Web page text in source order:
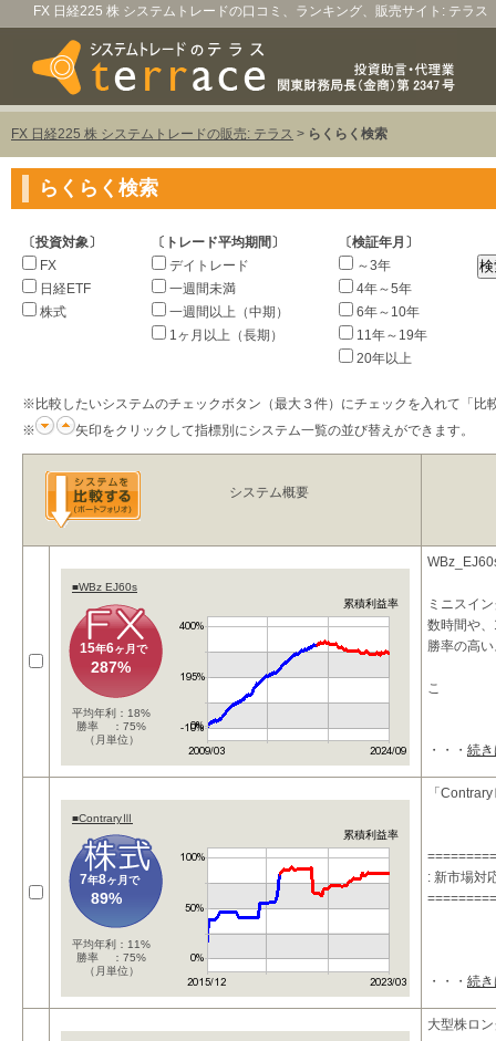
FX 日経225 株 システムトレードの口コミ、ランキング、販売サイト: テラス
FX 日経225 株 システムトレードの販売: テラス > らくらく検索
らくらく検索
〔投資対象〕
FX
日経ETF
株式
〔トレード平均期間〕
デイトレード
一週間未満
一週間以上（中期）
1ヶ月以上（長期）
〔検証年月〕
～3年
4年～5年
6年～10年
11年～19年
20年以上
※比較したいシステムのチェックボタン（最大３件）にチェックを入れて「比
※
矢印をクリックして指標別にシステム一覧の並び替えができます。
システム概要
■WBz EJ60s
累積利益率
15年6ヶ月で
287%
平均年利：18%
勝率 ：75%
（月単位）
ミニスイ
数時間や
勝率の高
こ
・・・ 続
■ContraryⅢ
累積利益率
7年8ヶ月で
89%
平均年利：11%
勝率 ：75%
（月単位）
「
: 新市場対
・・・ 続
大型株ロ